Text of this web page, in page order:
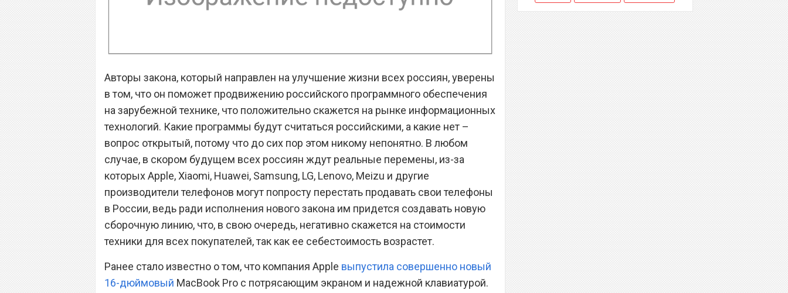
Авторы закона, который направлен на улучшение жизни всех россиян, уверены
в том, что он поможет продвижению российского программного обеспечения
на зарубежной технике, что положительно скажется на рынке информационных
технологий. Какие программы будут считаться российскими, а какие нет –
вопрос открытый, потому что до сих пор этом никому непонятно. В любом
случае, в скором будущем всех россиян ждут реальные перемены, из-за
которых Apple, Xiaomi, Huawei, Samsung, LG, Lenovo, Meizu и другие
производители телефонов могут попросту перестать продавать свои телефоны
в России, ведь ради исполнения нового закона им придется создавать новую
сборочную линию, что, в свою очередь, негативно скажется на стоимости
техники для всех покупателей, так как ее себестоимость возрастет.
Ранее стало известно о том, что компания Apple выпустила совершенно новый
16-дюймовый MacBook Pro с потрясающим экраном и надежной клавиатурой.